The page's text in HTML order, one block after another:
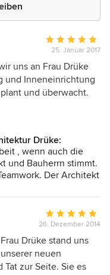
Bewertung:
5
von
5
25. Januar 2017
uns an Frau Drüke
und Inneneinrichtung
und überwacht.
wurden in
Sie hat sich in
und sie
jetzt eine Wohnung,
die von unseren
Drüke:
, wenn auch die
und Bauherrn stimmt.
Der Architekt
Bewertung:
5
von
5
26. Dezember 2014
Drüke stand uns
neuen
zur Seite. Sie es